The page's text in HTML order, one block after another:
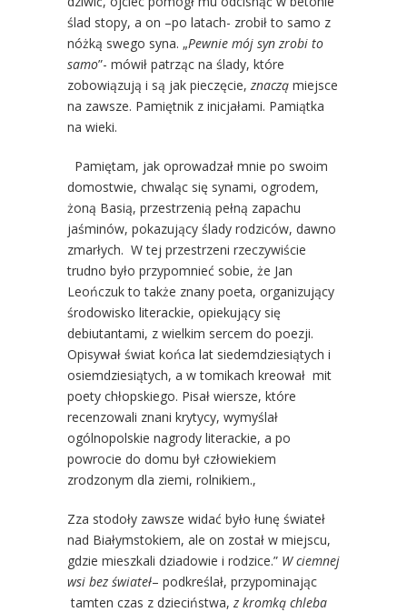
ślad stopy, a on –po latach- zrobił to samo z
nóżką swego syna. „Pewnie mój syn zrobi to
samo”- mówił patrząc na ślady, które
zobowiązują i są jak pieczęcie, znaczą miejsce
na zawsze. Pamiętnik z inicjałami. Pamiątka
na wieki.
Pamiętam, jak oprowadzał mnie po swoim
domostwie, chwaląc się synami, ogrodem,
żoną Basią, przestrzenią pełną zapachu
jaśminów, pokazujący ślady rodziców, dawno
zmarłych. W tej przestrzeni rzeczywiście
trudno było przypomnieć sobie, że Jan
Leończuk to także znany poeta, organizujący
środowisko literackie, opiekujący się
debiutantami, z wielkim sercem do poezji.
Opisywał świat końca lat siedemdziesiątych i
osiemdziesiątych, a w tomikach kreował mit
poety chłopskiego. Pisał wiersze, które
recenzowali znani krytycy, wymyślał
ogólnopolskie nagrody literackie, a po
powrocie do domu był człowiekiem
zrodzonym dla ziemi, rolnikiem.,
Zza stodoły zawsze widać było łunę świateł
nad Białymstokiem, ale on został w miejscu,
gdzie mieszkali dziadowie i rodzice.” W ciemnej
wsi bez świateł– podkreślał, przypominając
tamten czas z dzieciństwa, z kromką chleba